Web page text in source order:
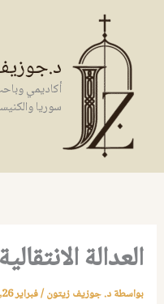
المحتوى
أكاديمي
سوريا
العدالة
بواسطةد. جوزيف زيتون/فبراير 26, 2026